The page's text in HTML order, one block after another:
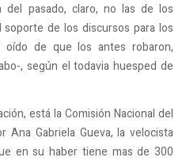
del pasado, claro, no las de los
de los discursos para los
de que los antes robaron,
, según el todavia huesped de
está la Comisión Nacional del
Ana Gabriela Gueva, la velocista
en su haber tiene mas de 300